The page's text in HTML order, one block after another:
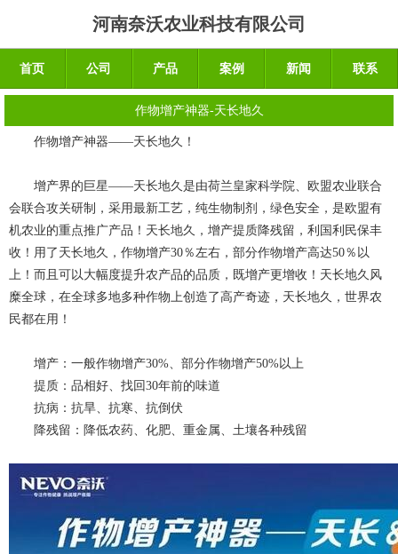
河南奈沃农业科技有限公司
首页 公司 产品 案例 新闻 联系
作物增产神器-天长地久
作物增产神器――天长地久！
增产界的巨星——天长地久是由荷兰皇家科学院、欧盟农业联合
会联合攻关研制，采用最新工艺，纯生物制剂，绿色安全，是欧盟有
机农业的重点推广产品！天长地久，增产提质降残留，利国利民保丰
收！用了天长地久，作物增产30％左右，部分作物增产高达50％以
上！而且可以大幅度提升农产品的品质，既增产更增收！天长地久风
糜全球，在全球多地多种作物上创造了高产奇迹，天长地久，世界农
民都在用！
增产：一般作物增产30%、部分作物增产50%以上
提质：品相好、找回30年前的味道
抗病：抗旱、抗寒、抗倒伏
降残留：降低农药、化肥、重金属、土壤各种残留